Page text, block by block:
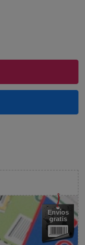
Envíos
gratis